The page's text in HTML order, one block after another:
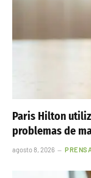
Paris Hilton
problemas de
agosto 8, 2026